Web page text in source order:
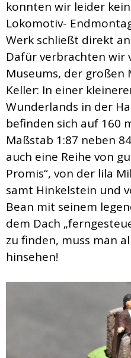
konnten wir leider
Lokomotiv-
Werk schließt direkt
Dafür verbrachten wir
Museums, der großen
Keller: In einer
Wunderlands in der
befinden sich auf 160
Maßstab 1:87 neben
auch eine Reihe von
Promis“, von der lila
samt Hinkelstein und
Bean mit seinem
dem Dach
zu finden, muss man
hinsehen!